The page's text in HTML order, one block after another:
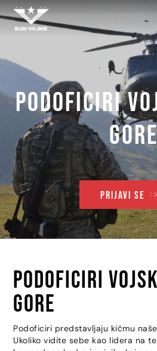
Podoficiri
PRIJAVI SE
Podoficiri
Gore
Podoficiri predstavljaju kičmu
Ukoliko vidite sebe kao lidera na